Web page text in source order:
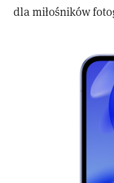
dla miłośników